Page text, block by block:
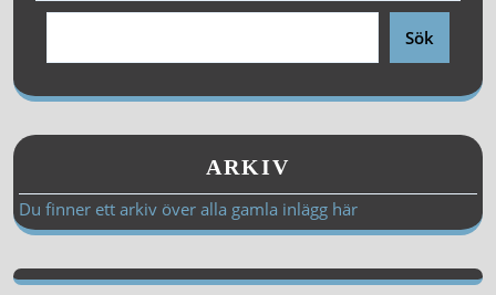
Sök
ARKIV
Du finner ett arkiv över alla gamla inlägg här